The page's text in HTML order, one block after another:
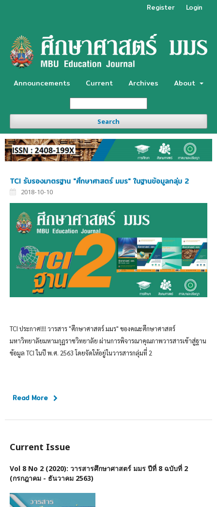
Announcements Current Archives About
Search
Register Login
TCI รับรองมาตรฐาน "ศึกษาศาสตร์ มมร" ในฐานข้อมูลกลุ่ม 2
2018-10-10
TCI ประกาศ!!!! วารสาร "ศึกษาศาสตร์ มมร" ของคณะศึกษาศาสตร์
มหาวิทยาลัยมหามกุฏราชวิทยาลัย ผ่านการพิจารณาคุณภาพวารสารเข้าสู่ฐาน
ข้อมูล TCI ในปี พ.ศ. 2563 โดยจัดให้อยู่ในวารสารกลุ่มที่ 2
Read More
Current Issue
Vol 8 No 2 (2020): วารสารศึกษาศาสตร์ มมร ปีที่ 8 ฉบับที่ 2
(กรกฎาคม - ธันวาคม 2563)